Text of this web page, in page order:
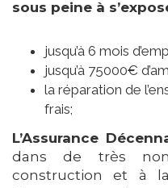
sous peine à
jusqu’à 6 mois
jusqu’à 75000€
la réparation de
frais;
L’Assurance
dans de très
construction et à